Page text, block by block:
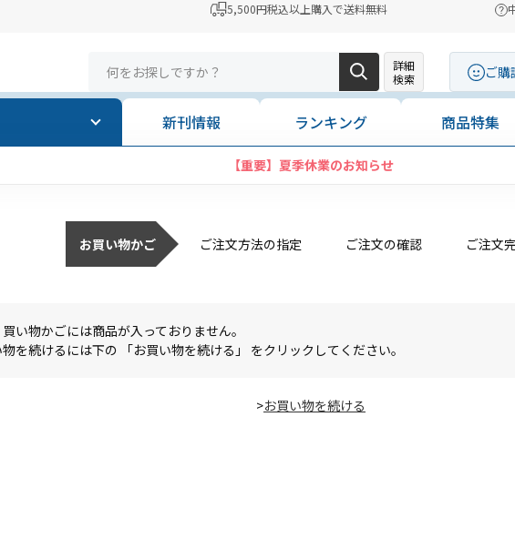
5,500円税込以上購入で送料無料
詳細
検索
ご
新刊情報 ランキング 商品特集
【重要】夏季休業のお知らせ
お買い物かご ご注文方法の指定 ご注文の確認 ご注文
い物かごには商品が入っておりません。
を続けるには下の 「お買い物を続ける」 をクリックしてください。
>